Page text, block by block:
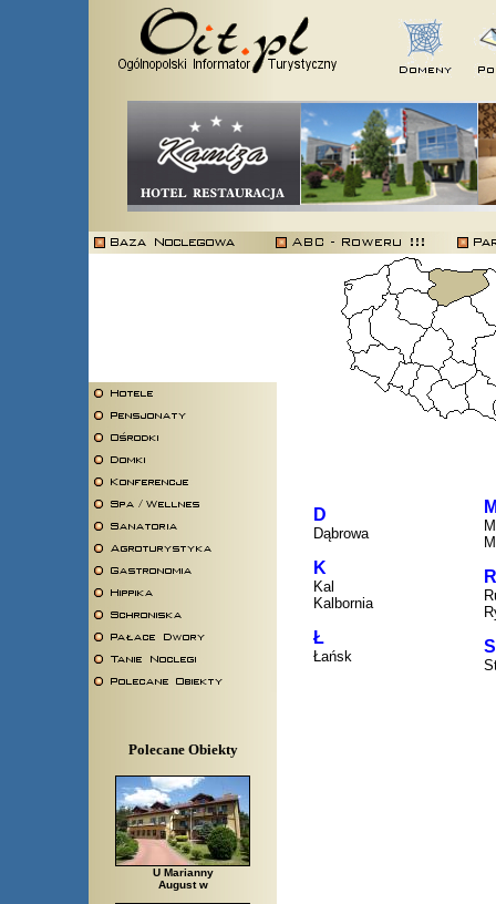
Polecane Obiekty
U Marianny
August w
D
Dąbrowa
K
Kal
Kalbornia
Ł
Łańsk
R
S